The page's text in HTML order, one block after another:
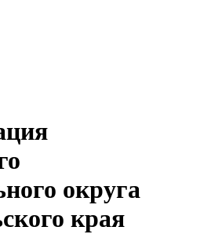
округа
края